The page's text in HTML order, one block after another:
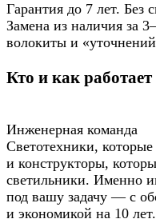
Гарантия до 7 лет. Без
Замена из наличия за
волокиты и
Кто и как
Инженерная команда
Светотехники,
и конструкторы,
светильники. Именно
под вашу задачу — с
и экономикой на 10 лет.